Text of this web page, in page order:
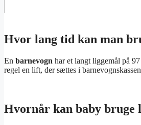
Hvor lang tid kan man
En barnevogn har et langt liggemål på
regel en lift, der sættes i
Hvornår kan baby bruge